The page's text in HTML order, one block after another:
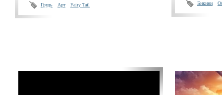
Грудь Арт Fairy Tail Бикини